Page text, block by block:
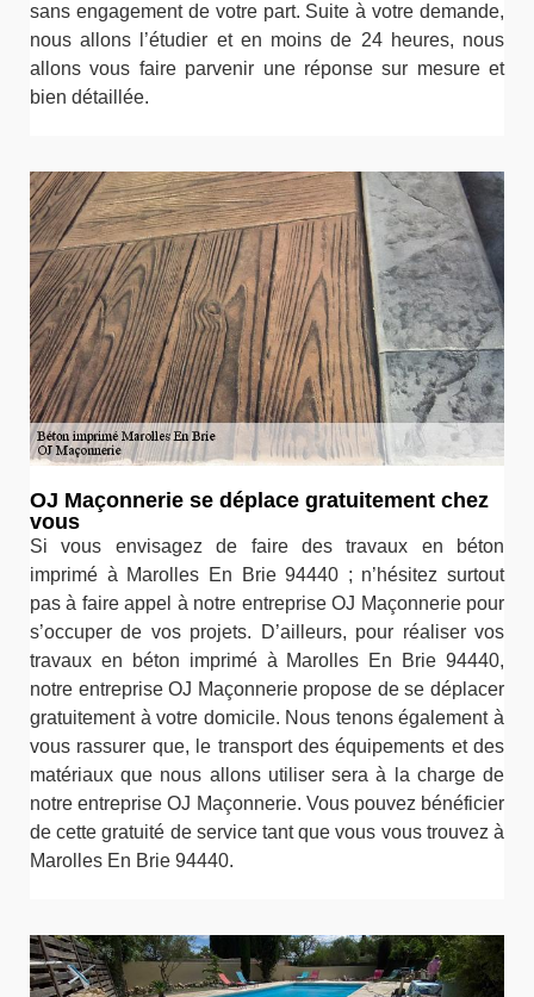
sans engagement de votre part. Suite à votre demande,
nous allons l’étudier et en moins de 24 heures, nous
allons vous faire parvenir une réponse sur mesure et
bien détaillée.
OJ Maçonnerie se déplace gratuitement chez
vous
Si vous envisagez de faire des travaux en béton
imprimé à Marolles En Brie 94440 ; n’hésitez surtout
pas à faire appel à notre entreprise OJ Maçonnerie pour
s’occuper de vos projets. D’ailleurs, pour réaliser vos
travaux en béton imprimé à Marolles En Brie 94440,
notre entreprise OJ Maçonnerie propose de se déplacer
gratuitement à votre domicile. Nous tenons également à
vous rassurer que, le transport des équipements et des
matériaux que nous allons utiliser sera à la charge de
notre entreprise OJ Maçonnerie. Vous pouvez bénéficier
de cette gratuité de service tant que vous vous trouvez à
Marolles En Brie 94440.